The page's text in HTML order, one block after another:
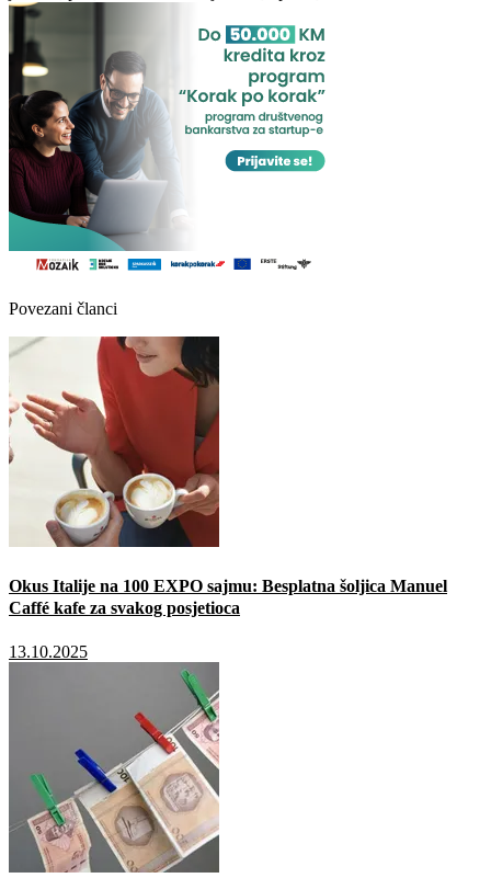
Povezani članci
Okus Italije na 100 EXPO sajmu: Besplatna šoljica Manuel
Caffé kafe za svakog posjetioca
13.10.2025